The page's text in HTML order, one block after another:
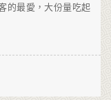
的最愛，大份量吃起